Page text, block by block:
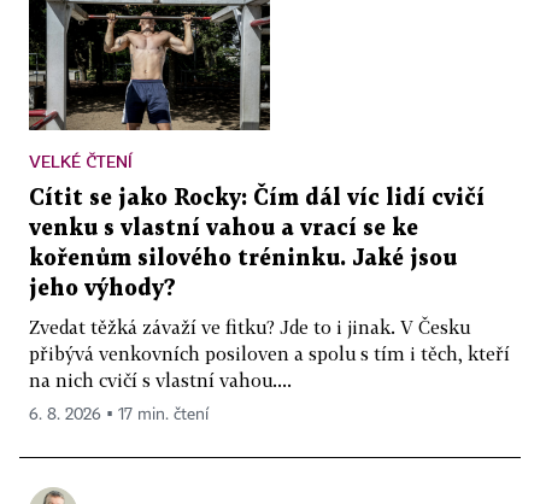
VELKÉ ČTENÍ
Cítit se jako Rocky: Čím dál víc lidí cvičí
venku s vlastní vahou a vrací se ke
kořenům silového tréninku. Jaké jsou
jeho výhody?
Zvedat těžká závaží ve fitku? Jde to i jinak. V Česku
přibývá venkovních posiloven a spolu s tím i těch, kteří
na nich cvičí s vlastní vahou....
6. 8. 2026 ▪ 17 min. čtení